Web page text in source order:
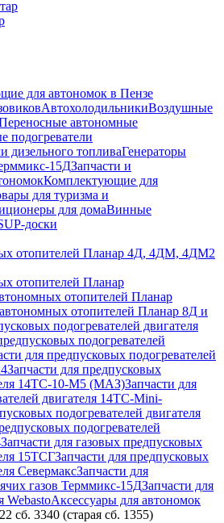
для автономок в Пензе
АвтохолодильникиВоздушные
автономные
подогреватели
дизельного топливаГенераторы
15ДЗапчасти и
Комплектующие для
для туризма и
для домаВинные
доски
отопителей Планар 4Д, 4ДМ, 4ДМ2
отопителей Планар
отопителей Планар
отопителей Планар 8Д и
подогревателей двигателя
подогревателей
для предпусковых подогревателей
Запчасти для предпусковых
14ТС-10-М5 (МАЗ)Запчасти для
двигателя 14ТС-Mini-
подогревателей двигателя
подогревателей
Запчасти для газовых предпусковых
15ТСГЗапчасти для предпусковых
СевермаксЗапчасти для
газов Терммикс-15ДЗапчасти для
WebastoАксессуары для автономок
сб. 3340 (старая сб. 1355)